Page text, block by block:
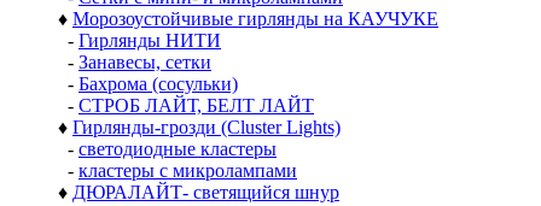
♦ Морозоустойчивые гирлянды на КАУЧУКЕ
- Гирлянды НИТИ
- Занавесы, сетки
- Бахрома (сосульки)
- СТРОБ ЛАЙТ, БЕЛТ ЛАЙТ
♦ Гирлянды-грозди (Cluster Lights)
- светодиодные кластеры
- кластеры с микролампами
♦ ДЮРАЛАЙТ- светящийся шнур